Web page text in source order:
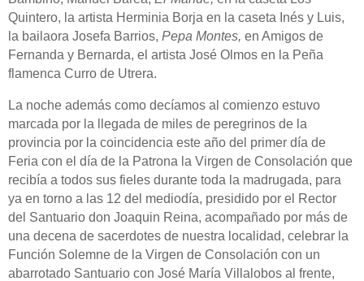
Quintero, la artista Herminia Borja en la caseta Inés y Luis,
la bailaora Josefa Barrios, Pepa Montes, en Amigos de
Fernanda y Bernarda, el artista José Olmos en la Peña
flamenca Curro de Utrera.
La noche además como decíamos al comienzo estuvo
marcada por la llegada de miles de peregrinos de la
provincia por la coincidencia este año del primer día de
Feria con el día de la Patrona la Virgen de Consolación que
recibía a todos sus fieles durante toda la madrugada, para
ya en torno a las 12 del mediodía, presidido por el Rector
del Santuario don Joaquin Reina, acompañado por más de
una decena de sacerdotes de nuestra localidad, celebrar la
Función Solemne de la Virgen de Consolación con un
abarrotado Santuario con José María Villalobos al frente,